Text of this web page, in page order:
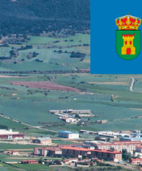
Pasar
al
contenido
principal